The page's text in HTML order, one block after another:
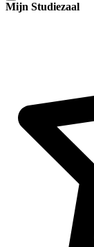
Mijn Studiezaal